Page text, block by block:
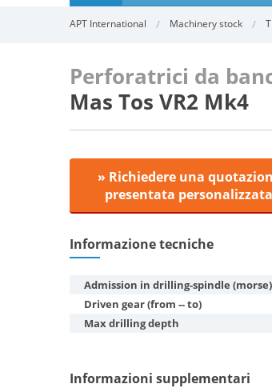
APT International Machinery stock
Perforatrici da
Mas Tos VR2 Mk4
» Richiedere una
presentata personalizzata
Informazione tecniche
Admission in drilling-spindle (morse)
Driven gear (from -- to)
Max drilling depth
Informazioni supplementari